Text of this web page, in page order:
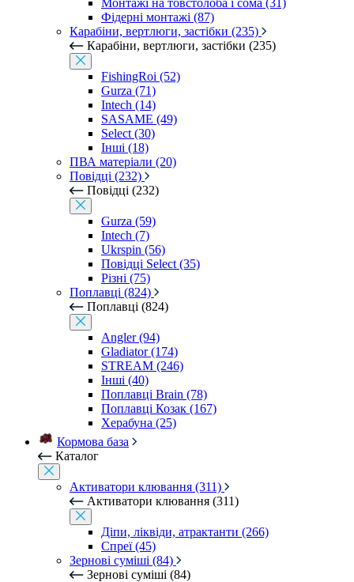
Монтажі на товстолоба і сома (31)
Фідерні монтажі (87)
Карабіни, вертлюги, застібки (235)
Карабіни, вертлюги, застібки (235)
FishingRoi (52)
Gurza (71)
Intech (14)
SASAME (49)
Select (30)
Інші (18)
ПВА матеріали (20)
Повідці (232)
Повідці (232)
Gurza (59)
Intech (7)
Ukrspin (56)
Повідці Select (35)
Різні (75)
Поплавці (824)
Поплавці (824)
Angler (94)
Gladiator (174)
STREAM (246)
Інші (40)
Поплавці Brain (78)
Поплавці Козак (167)
Херабуна (25)
Кормова база
Каталог
Активатори клювання (311)
Активатори клювання (311)
Діпи, ліквіди, атрактанти (266)
Спреї (45)
Зернові суміші (84)
Зернові суміші (84)